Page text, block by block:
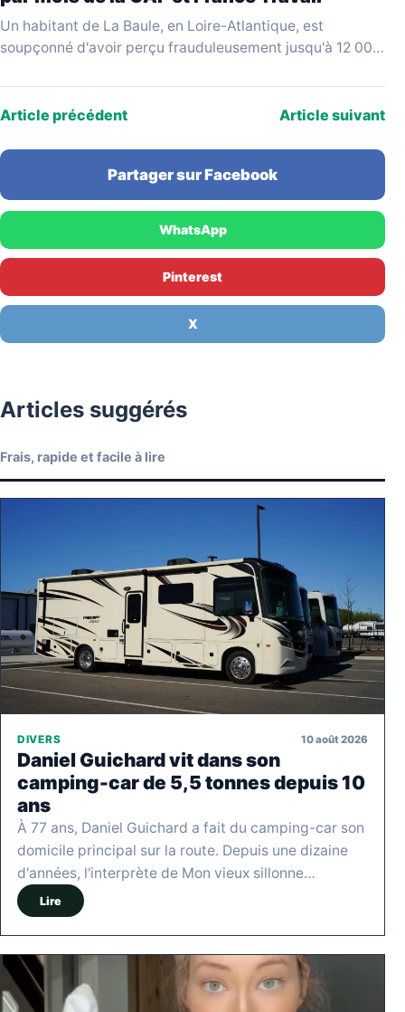
Un habitant de La Baule, en Loire-Atlantique, est
soupçonné d'avoir perçu frauduleusement jusqu'à 12 000
Article précédent Article suivant
Partager sur Facebook
WhatsApp
Pinterest
X
Articles suggérés
Frais, rapide et facile à lire
DIVERS 10 août 2026
Daniel Guichard vit dans son
camping-car de 5,5 tonnes depuis 10
ans
À 77 ans, Daniel Guichard a fait du camping-car son
domicile principal sur la route. Depuis une dizaine
d'années, l'interprète de Mon vieux sillonne…
Lire